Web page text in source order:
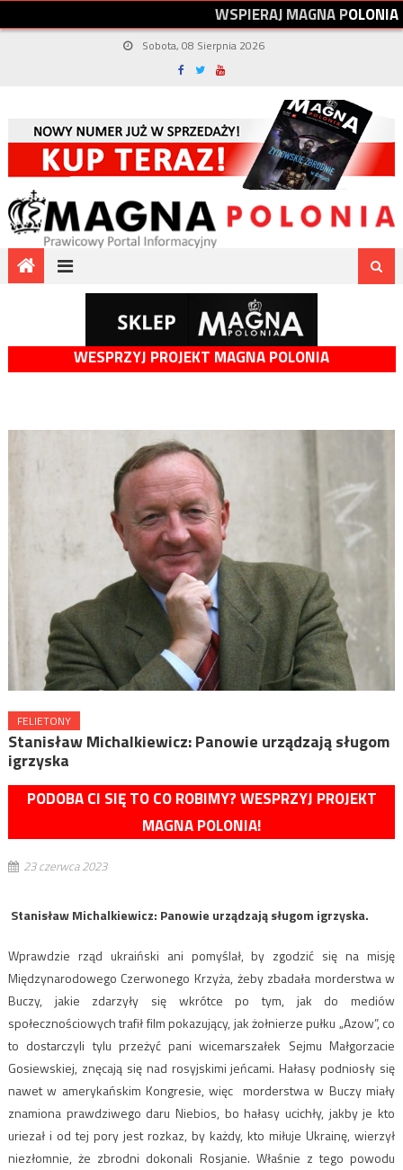
WSPIERAJMAGNAPOLONIA
Sobota, 08 Sierpnia 2026
WESPRZYJ PROJEKT MAGNA POLONIA
FELIETONY
Stanisław Michalkiewicz: Panowie urządzają sługom
igrzyska
PODOBA CI SIĘ TO CO ROBIMY? WESPRZYJ PROJEKT
MAGNA POLONIA!
23 czerwca 2023
Stanisław Michalkiewicz: Panowie urządzają sługom igrzyska.
Wprawdzie rząd ukraiński ani pomyślał, by zgodzić się na misję
Międzynarodowego Czerwonego Krzyża, żeby zbadała morderstwa w
Buczy, jakie zdarzyły się wkrótce po tym, jak do mediów
społecznościowych trafił film pokazujący, jak żołnierze pułku „Azow”, co
to dostarczyli tylu przeżyć pani wicemarszałek Sejmu Małgorzacie
Gosiewskiej, znęcają się nad rosyjskimi jeńcami. Hałasy podniosły się
nawet w amerykańskim Kongresie, więc morderstwa w Buczy miały
znamiona prawdziwego daru Niebios, bo hałasy ucichły, jakby je kto
uriezał i od tej pory jest rozkaz, by każdy, kto miłuje Ukrainę, wierzył
niezłomnie, że zbrodni dokonali Rosjanie. Właśnie z tego powodu